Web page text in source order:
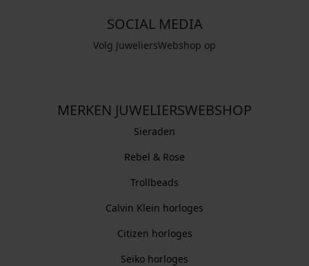
SOCIAL MEDIA
Volg JuweliersWebshop op
MERKEN JUWELIERSWEBSHOP
Sieraden
Rebel & Rose
Trollbeads
Calvin Klein horloges
Citizen horloges
Seiko horloges